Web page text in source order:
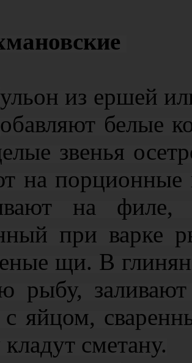
из ершей
белые
звенья
на
на
при варке
щи. В
рыбу,
яйцом,
кладут сметану.